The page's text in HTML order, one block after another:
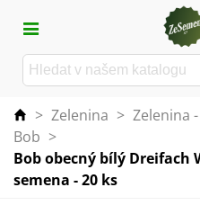
> Zelenina > Zelenina
Bob >
Bob obecný bílý Dreifach
semena - 20 ks